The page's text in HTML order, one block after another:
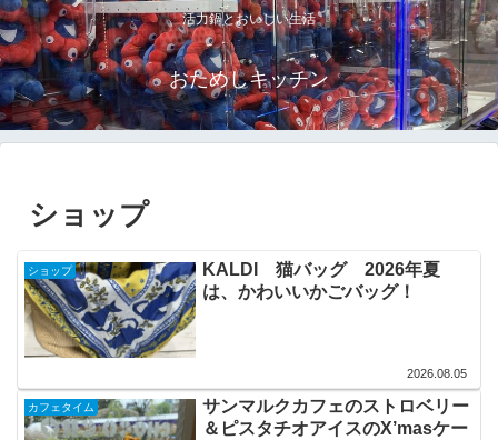
活力鍋とおいしい生活
おためしキッチン
ショップ
ショップ
KALDI 猫バッグ 2026年夏
は、かわいいかごバッグ！
2026.08.05
カフェタイム
サンマルクカフェのストロベリー
＆ピスタチオアイスのX’masケー